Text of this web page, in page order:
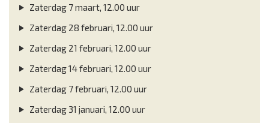
Zaterdag 7 maart, 12.00 uur
Zaterdag 28 februari, 12.00 uur
Zaterdag 21 februari, 12.00 uur
Zaterdag 14 februari, 12.00 uur
Zaterdag 7 februari, 12.00 uur
Zaterdag 31 januari, 12.00 uur